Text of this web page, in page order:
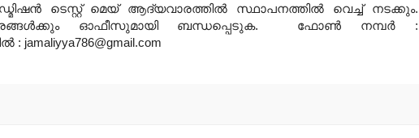
ടെസ്റ്റ്‌ മെയ് ആദ്യവാരത്തില്‍ സ്ഥാപനത്തില്‍ വെച്ച് നടക്കും.
ഓഫീസുമായി ബന്ധപ്പെടുക. ഫോണ്‍ നമ്പര്‍ :
: jamaliyya786@gmail.com